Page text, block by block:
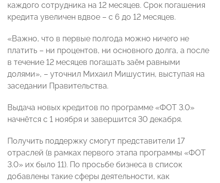
каждого сотрудника на 12 месяцев. Срок погашения
кредита увеличен вдвое – с 6 до 12 месяцев.
«Важно, что в первые полгода можно ничего не
платить – ни процентов, ни основного долга, а после
в течение 12 месяцев погашать заём равными
долями», – уточнил Михаил Мишустин, выступая на
заседании Правительства.
Выдача новых кредитов по программе «ФОТ 3.0»
начнётся с 1 ноября и завершится 30 декабря.
Получить поддержку смогут представители 17
отраслей (в рамках первого этапа программы «ФОТ
3.0» их было 11). По просьбе бизнеса в список
добавлены такие сферы деятельности, как